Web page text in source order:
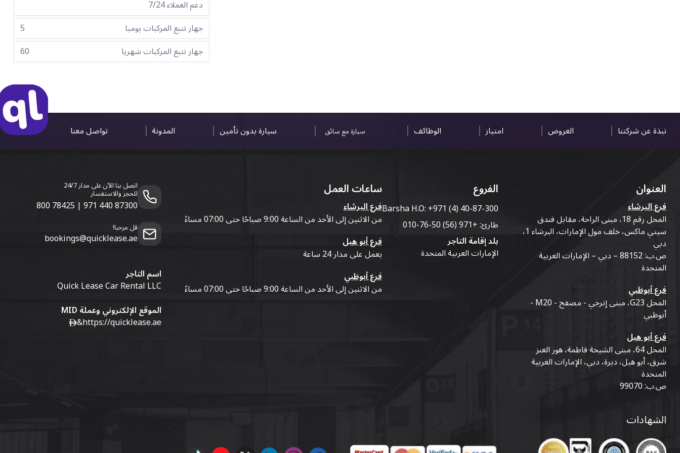
دعم العملاء 7/24
جهاز تتبع المركبات يوميا
5
جهاز تتبع المركبات شهريا
60
نبذة عن شركتنا العروض امتياز الوظائف سيارة مع سائق سيارة بدون تأمين المدونة تواصل معنا
العنوان
فرع البرشاء
المحل رقم 18، مبنى الراحة، مقابل فندق
سيتي ماكس، خلف مول الإمارات، البرشاء 1،
دبي
ص.ب: 88152 – دبي – الإمارات العربية
المتحدة
فرع أبوظبي
المحل G23، مبنى إنرجي - مصفح - M20 -
أبوظبي
فرع أبو هيل
المحل 64، مبنى الشيخة فاطمة، هور العنز
شرق، أبو هيل، ديرة، دبي، الإمارات العربية
المتحدة
ص.ب: 99070
الفروع
Barsha H.O:+971 (4) 40-87-300
طارئ:+971 (56) 50-76-010
بلد إقامة التاجر
الإمارات العربية المتحدة
ساعات العمل
فرع البرشاء
من الاثنين إلى الأحد من الساعة 9:00 صباحًا حتى 07:00 مساءً
فرع أبو هيل
يعمل على مدار 24 ساعة
فرع أبوظبي
من الاثنين إلى الأحد من الساعة 9:00 صباحًا حتى 07:00 مساءً
اتصل بنا الآن على مدار 24/7
للحجز والاستفسار
800 78425 | 971 440 87300
قل مرحبا!
bookings@quicklease.ae
اسم التاجر
Quick Lease Car Rental LLC
الموقع الإلكتروني وعملة MID
https://quicklease.ae
&
الشهادات